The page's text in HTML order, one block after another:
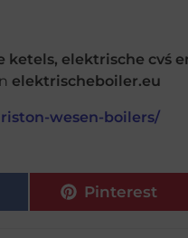
ketels, elektrische cvś
elektrischeboiler.eu
wesen-boilers/
Pinterest